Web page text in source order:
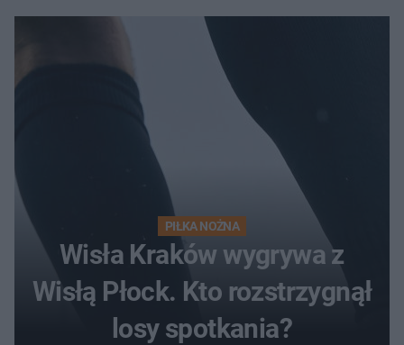
PIŁKA NOŻNA
Wisła Kraków wygrywa z
Wisłą Płock. Kto rozstrzygnął
losy spotkania?